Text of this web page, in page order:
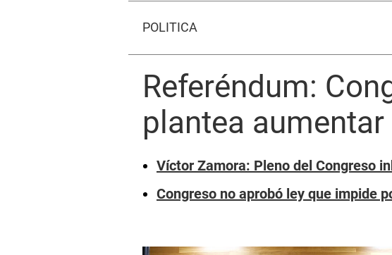
POLÍTICA
Referéndum:
plantea
Víctor Zamora: Pleno del Congreso
Congreso no aprobó ley que impide